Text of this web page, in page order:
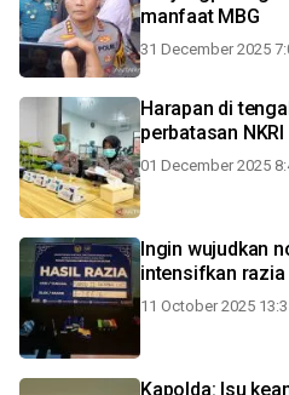
manfaat MBG
31 December 2025
Harapan di
perbatasan NKRI
01 December 2025
Ingin wujudkan
intensifkan
11 October 2025
Kapolda: Isu